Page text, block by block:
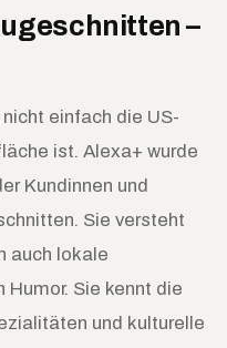
–
einfach die US-
ist. Alexa+ wurde
Kundinnen und
Sie versteht
auch lokale
Sie kennt die
und kulturelle